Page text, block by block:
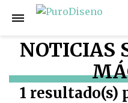
NOTICIAS
1 resultado(s)